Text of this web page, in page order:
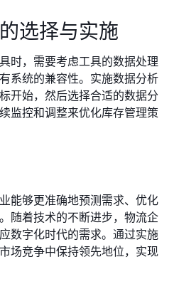
选择与实施
时，需要考虑工具的数据处理
系统的兼容性。实施数据分析
开始，然后选择合适的数据分
监控和调整来优化库存管理策
能够更准确地预测需求、优化
随着技术的不断进步，物流企
数字化时代的需求。通过实施
场竞争中保持领先地位，实现